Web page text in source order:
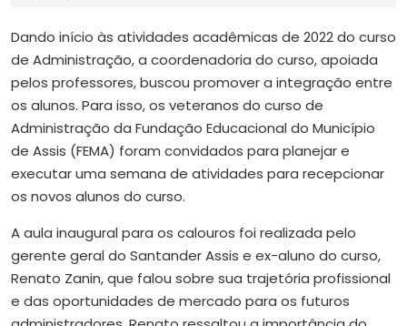
Dando início às atividades acadêmicas de 2022 do curso
de Administração, a coordenadoria do curso, apoiada
pelos professores, buscou promover a integração entre
os alunos. Para isso, os veteranos do curso de
Administração da Fundação Educacional do Município
de Assis (FEMA) foram convidados para planejar e
executar uma semana de atividades para recepcionar
os novos alunos do curso.
A aula inaugural para os calouros foi realizada pelo
gerente geral do Santander Assis e ex-aluno do curso,
Renato Zanin, que falou sobre sua trajetória profissional
e das oportunidades de mercado para os futuros